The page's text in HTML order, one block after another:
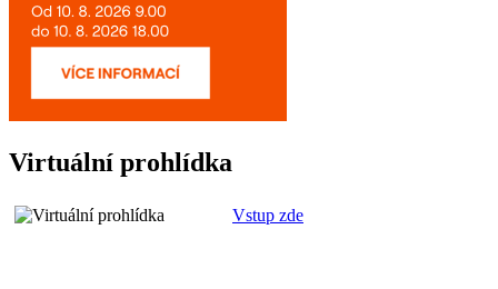
Virtuální prohlídka
Vstup zde